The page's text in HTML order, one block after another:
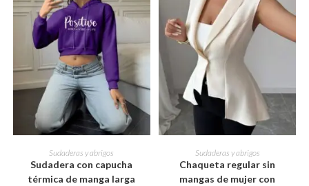
SELECCIONAR OPCIONES
Este
producto
tiene
múltiples
variantes.
Sudaderas y abrigos
Sudadera con capucha
térmica de manga larga
SELECCIONAR OPCIONES
Este
producto
tiene
múltiples
variantes.
Sudaderas y abrigos
Chaqueta regular sin
mangas de mujer con